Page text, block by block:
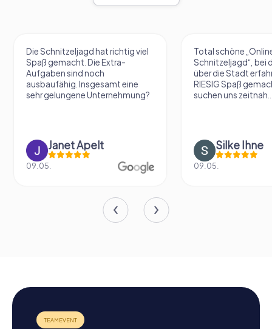
Die Schnitzeljagd hat richtig viel
Spaß gemacht. Die Extra-
Aufgaben sind noch
ausbaufähig. Insgesamt eine
sehr gelungene Unternehmung?
Janet Apelt
09.05.
Total schöne
Schnitzeljagd“, bei
über die Stadt
RIESIG Spaß
suchen uns
Silke Ihne
09.05.